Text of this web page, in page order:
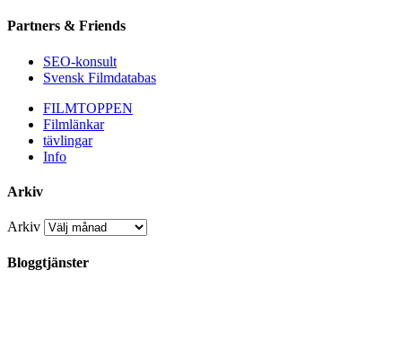
Partners & Friends
SEO-konsult
Svensk Filmdatabas
FILMTOPPEN
Filmlänkar
tävlingar
Info
Arkiv
Arkiv
Bloggtjänster